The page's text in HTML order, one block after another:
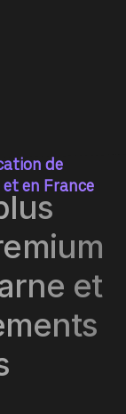
de
en France
et